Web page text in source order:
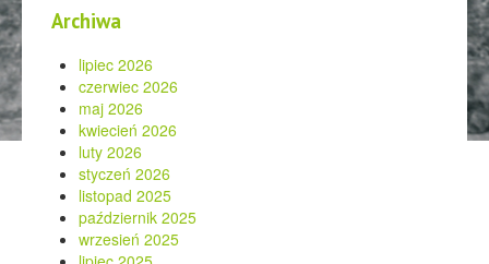
Archiwa
lipiec 2026
czerwiec 2026
maj 2026
kwiecień 2026
luty 2026
styczeń 2026
listopad 2025
październik 2025
wrzesień 2025